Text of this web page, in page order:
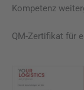
Kompetenz
QM-Zertifikat für